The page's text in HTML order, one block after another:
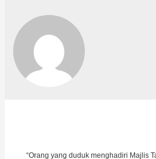
“Orang yang duduk menghadiri Majlis